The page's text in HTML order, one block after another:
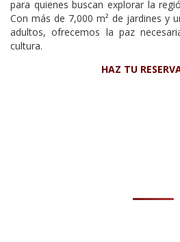
para quienes buscan explorar la
Con más de 7,000 m² de jardines y
adultos, ofrecemos la paz
cultura.
HAZ TU